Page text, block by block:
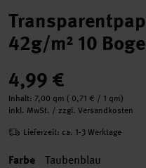
42g/m² 10
4,99 €
Inhalt: 7,00 qm ( 0,71 € / 1 qm)
inkl. MwSt. / zzgl. Versandkosten
Lieferzeit: ca. 1-3 Werktage
Farbe Taubenblau